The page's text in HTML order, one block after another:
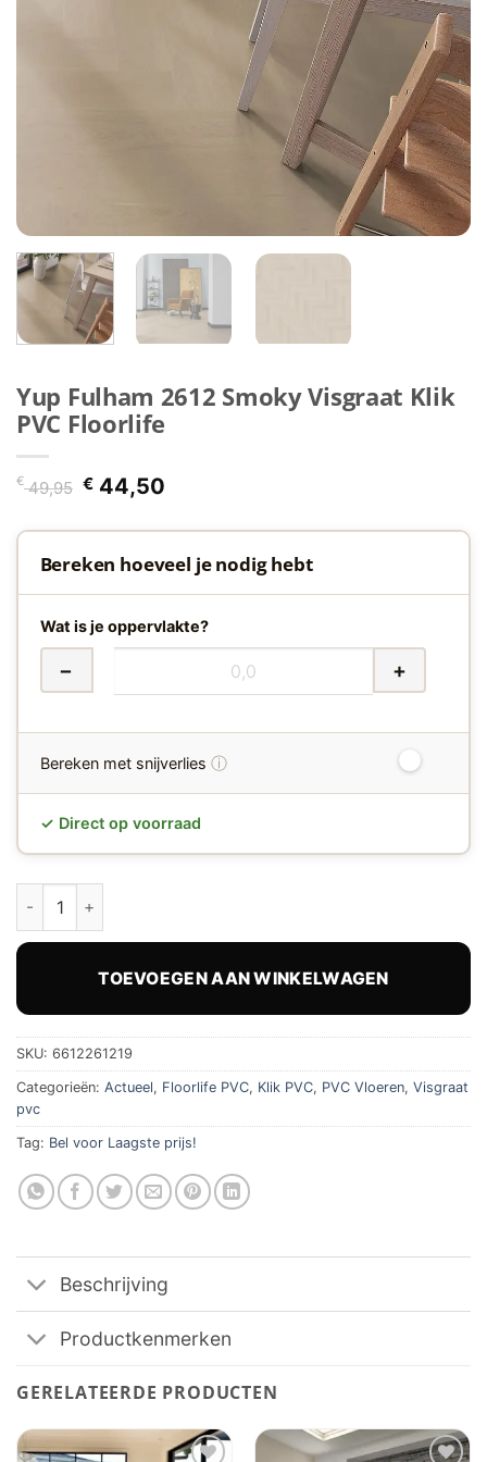
Yup Fulham 2612 Smoky Visgraat Klik
PVC Floorlife
€49,95 Oorspronkelijke
was:
€ 49,95.
€44,50Huidige
is:
€ 44,50.
Bereken hoeveel je nodig hebt
Wat is je oppervlakte?
− +
Bereken met snijverlies ⓘ
✓ Direct op voorraad
TOEVOEGEN AAN WINKELWAGEN
SKU: 6612261219
Categorieën: Actueel, Floorlife PVC, Klik PVC, PVC Vloeren, Visgraat
pvc
Tag: Bel voor Laagste prijs!
Beschrijving
Productkenmerken
GERELATEERDE PRODUCTEN